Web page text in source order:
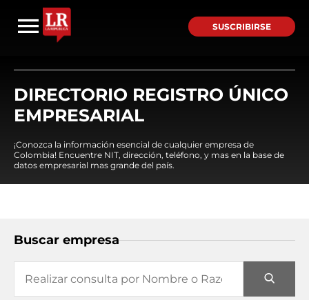
SUSCRIBIRSE
DIRECTORIO REGISTRO ÚNICO
EMPRESARIAL
¡Conozca la información esencial de cualquier empresa de
Colombia! Encuentre NIT, dirección, teléfono, y mas en la base de
datos empresarial mas grande del país.
Buscar empresa